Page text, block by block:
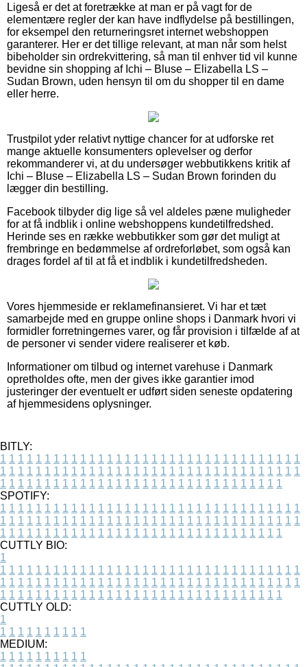
Ligeså er det at foretrække at man er på vagt for de
elementære regler der kan have indflydelse på bestillingen,
for eksempel den returneringsret internet webshoppen
garanterer. Her er det tillige relevant, at man når som helst
bibeholder sin ordrekvittering, så man til enhver tid vil kunne
bevidne sin shopping af Ichi – Bluse – Elizabella LS –
Sudan Brown, uden hensyn til om du shopper til en dame
eller herre.
Trustpilot yder relativt nyttige chancer for at udforske ret
mange aktuelle konsumenters oplevelser og derfor
rekommanderer vi, at du undersøger webbutikkens kritik af
Ichi – Bluse – Elizabella LS – Sudan Brown forinden du
lægger din bestilling.
Facebook tilbyder dig lige så vel aldeles pæne muligheder
for at få indblik i online webshoppens kundetilfredshed.
Herinde ses en række webbutikker som gør det muligt at
frembringe en bedømmelse af ordreforløbet, som også kan
drages fordel af til at få et indblik i kundetilfredsheden.
Vores hjemmeside er reklamefinansieret. Vi har et tæt
samarbejde med en gruppe online shops i Danmark hvori vi
formidler forretningernes varer, og får provision i tilfælde af at
de personer vi sender videre realiserer et køb.
Informationer om tilbud og internet varehuse i Danmark
opretholdes ofte, men der gives ikke garantier imod
justeringer der eventuelt er udført siden seneste opdatering
af hjemmesidens oplysninger.
BITLY:
1 1 1 1 1 1 1 1 1 1 1 1 1 1 1 1 1 1 1 1 1 1 1 1 1 1 1 1 1 1 1 1 1 1
1 1 1 1 1 1 1 1 1 1 1 1 1 1 1 1 1 1 1 1 1 1 1 1 1 1 1 1 1 1 1 1 1 1
1 1 1 1 1 1 1 1 1 1 1 1 1 1 1 1 1 1 1 1 1 1 1 1 1 1 1 1 1 1 1 1
SPOTIFY:
1 1 1 1 1 1 1 1 1 1 1 1 1 1 1 1 1 1 1 1 1 1 1 1 1 1 1 1 1 1 1 1 1 1
1 1 1 1 1 1 1 1 1 1 1 1 1 1 1 1 1 1 1 1 1 1 1 1 1 1 1 1 1 1 1 1 1 1
1 1 1 1 1 1 1 1 1 1 1 1 1 1 1 1 1 1 1 1 1 1 1 1 1 1 1 1 1 1 1 1
CUTTLY BIO:
1
1 1 1 1 1 1 1 1 1 1 1 1 1 1 1 1 1 1 1 1 1 1 1 1 1 1 1 1 1 1 1 1 1 1
1 1 1 1 1 1 1 1 1 1 1 1 1 1 1 1 1 1 1 1 1 1 1 1 1 1 1 1 1 1 1 1 1 1
1 1 1 1 1 1 1 1 1 1 1 1 1 1 1 1 1 1 1 1 1 1 1 1 1 1 1 1 1 1 1 1
CUTTLY OLD:
1
1 1 1 1 1 1 1 1 1 1
MEDIUM:
1 1 1 1 1 1 1 1 1 1